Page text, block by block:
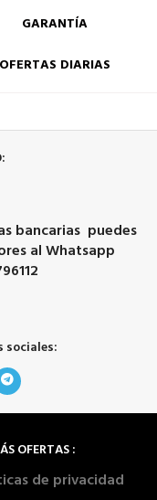
GARANTÍA
OFERTAS DIARIAS
bancarias puedes
al Whatsapp
sociales:
OFERTAS :
de privacidad